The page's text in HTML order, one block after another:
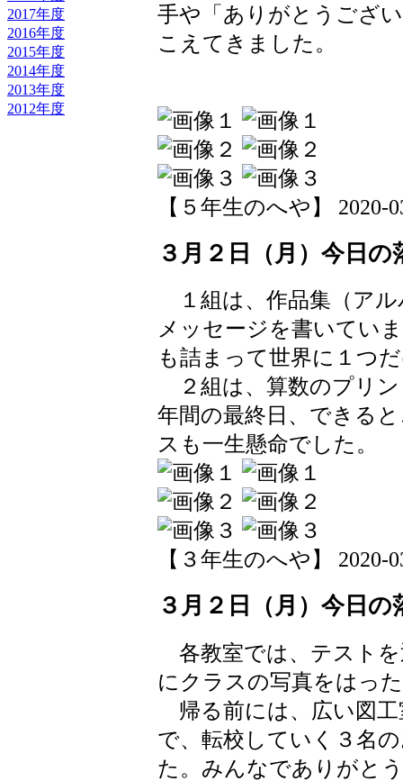
2017年度
2016年度
2015年度
2014年度
2013年度
2012年度
手や「ありがとうござ
こえてきました。
【５年生のへや】 2020-
３月２日（月）今日
１組は、作品集（アル
メッセージを書いてい
も詰まって世界に１つ
２組は、算数のプリ
年間の最終日、できる
スも一生懸命でした。
【３年生のへや】 2020-
３月２日（月）今日の
各教室では、テスト
にクラスの写真をはっ
帰る前には、広い図工
で、転校していく３名
た。みんなでありがと